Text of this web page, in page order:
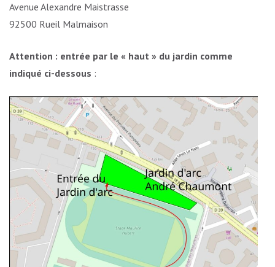
Avenue Alexandre Maistrasse
92500 Rueil Malmaison
Attention : entrée par le « haut » du jardin comme
indiqué ci-dessous :